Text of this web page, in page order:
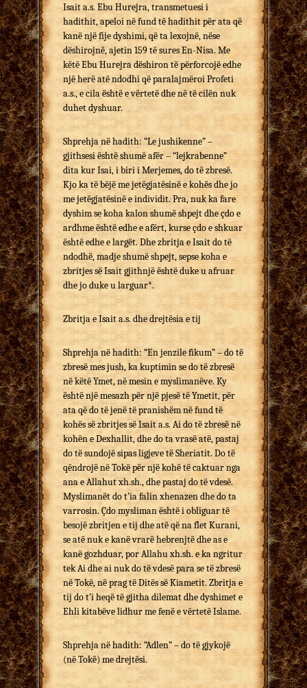
Isait a.s. Ebu Hurejra, transmetuesi i
hadithit, apeloi në fund të hadithit për ata që
kanë një fije dyshimi, që ta lexojnë, nëse
dëshirojnë, ajetin 159 të sures En-Nisa. Me
këtë Ebu Hurejra dëshiron të përforcojë edhe
një herë atë ndodhi që paralajmëroi Profeti
a.s., e cila është e vërtetë dhe në të cilën nuk
duhet dyshuar.
Shprehja në hadith: “Le jushikenne” –
gjithsesi është shumë afër – “lejkrabenne”
dita kur Isai, i biri i Merjemes, do të zbresë.
Kjo ka të bëjë me jetëgjatësinë e kohës dhe jo
me jetëgjatësinë e individit. Pra, nuk ka fare
dyshim se koha kalon shumë shpejt dhe çdo e
ardhme është edhe e afërt, kurse çdo e shkuar
është edhe e largët. Dhe zbritja e Isait do të
ndodhë, madje shumë shpejt, sepse koha e
zbritjes së Isait gjithnjë është duke u afruar
dhe jo duke u larguar*.
Zbritja e Isait a.s. dhe drejtësia e tij
Shprehja në hadith: “En jenzile fikum” – do të
zbresë mes jush, ka kuptimin se do të zbresë
në këtë Ymet, në mesin e myslimanëve. Ky
është një mesazh për një pjesë të Ymetit, për
ata që do të jenë të pranishëm në fund të
kohës së zbritjes së Isait a.s. Ai do të zbresë në
kohën e Dexhallit, dhe do ta vrasë atë, pastaj
do të sundojë sipas ligjeve të Sheriatit. Do të
qëndrojë në Tokë për një kohë të caktuar nga
ana e Allahut xh.sh., dhe pastaj do të vdesë.
Myslimanët do t’ia falin xhenazen dhe do ta
varrosin. Çdo mysliman është i obliguar të
besojë zbritjen e tij dhe atë që na flet Kurani,
se atë nuk e kanë vrarë hebrenjtë dhe as e
kanë gozhduar, por Allahu xh.sh. e ka ngritur
tek Ai dhe ai nuk do të vdesë para se të zbresë
në Tokë, në prag të Ditës së Kiametit. Zbritja e
tij do t’i heqë të gjitha dilemat dhe dyshimet e
Ehli kitabëve lidhur me fenë e vërtetë Islame.
Shprehja në hadith: “Adlen” – do të gjykojë
(në Tokë) me drejtësi.